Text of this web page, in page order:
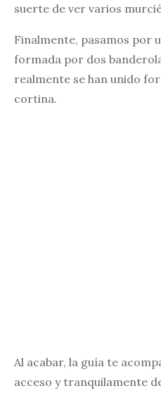
suerte de ver varios
Finalmente, pasamos por
formada por dos
realmente se han unido
cortina.
Al acabar, la guía te
acceso y tranquilamente